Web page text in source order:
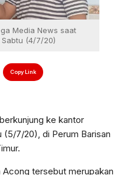
Media News saat
(4/7/20)
Copy Link
ke kantor
7/20), di Perum Barisan
Acong tersebut merupakan